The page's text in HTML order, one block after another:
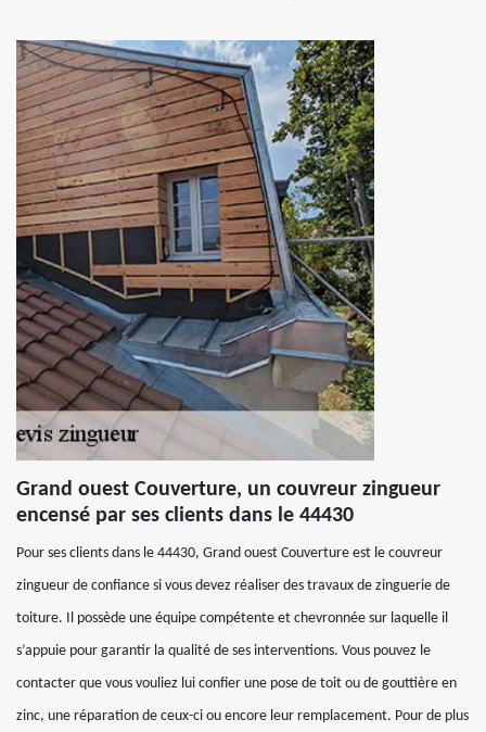
Grand ouest Couverture, un couvreur zingueur
encensé par ses clients dans le 44430
Pour ses clients dans le 44430, Grand ouest Couverture est le couvreur
zingueur de confiance si vous devez réaliser des travaux de zinguerie de
toiture. Il possède une équipe compétente et chevronnée sur laquelle il
s’appuie pour garantir la qualité de ses interventions. Vous pouvez le
contacter que vous vouliez lui confier une pose de toit ou de gouttière en
zinc, une réparation de ceux-ci ou encore leur remplacement. Pour de plus